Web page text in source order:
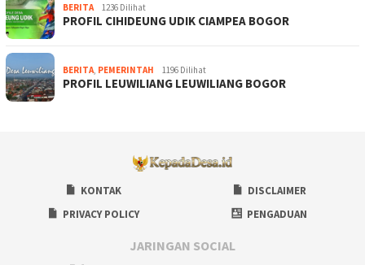
BERITA 1236 Dilihat
PROFIL CIHIDEUNG UDIK CIAMPEA BOGOR
BERITA, PEMERINTAH 1196 Dilihat
PROFIL LEUWILIANG LEUWILIANG BOGOR
KONTAK
DISCLAIMER
PRIVACY POLICY
PENGADUAN
JARINGAN SOCIAL